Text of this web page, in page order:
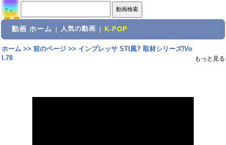
動画 ホーム 人気の動画 K-POP
ホーム>> 前のページ>> インプレッサ STI風? 取材シリーズ!Vo
l.78
もっと見る